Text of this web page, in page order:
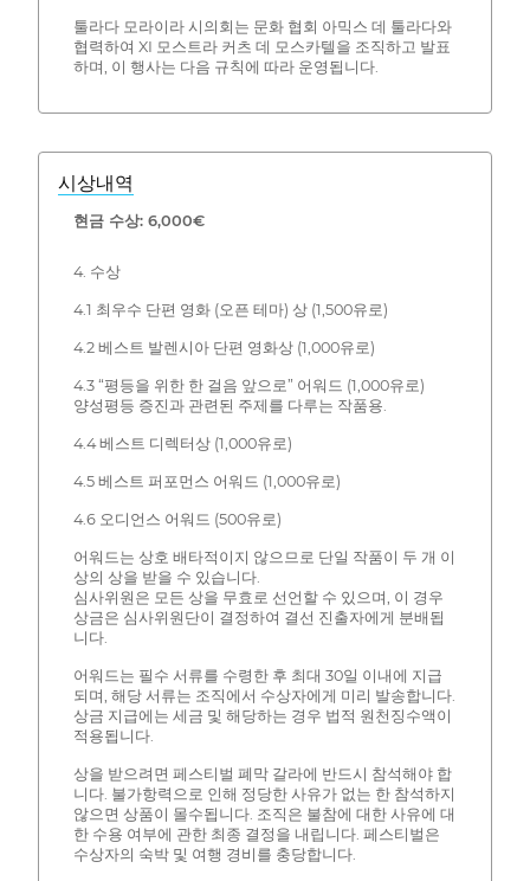
툴라다 모라이라 시의회는 문화 협회 아믹스 데 툴라다와
협력하여 XI 모스트라 커츠 데 모스카텔을 조직하고 발표
하며, 이 행사는 다음 규칙에 따라 운영됩니다.
시상내역
현금 수상: 6,000€
4. 수상
4.1 최우수 단편 영화 (오픈 테마) 상 (1,500유로)
4.2 베스트 발렌시아 단편 영화상 (1,000유로)
4.3 “평등을 위한 한 걸음 앞으로” 어워드 (1,000유로)
양성평등 증진과 관련된 주제를 다루는 작품용.
4.4 베스트 디렉터상 (1,000유로)
4.5 베스트 퍼포먼스 어워드 (1,000유로)
4.6 오디언스 어워드 (500유로)
어워드는 상호 배타적이지 않으므로 단일 작품이 두 개 이
상의 상을 받을 수 있습니다.
심사위원은 모든 상을 무효로 선언할 수 있으며, 이 경우
상금은 심사위원단이 결정하여 결선 진출자에게 분배됩
니다.
어워드는 필수 서류를 수령한 후 최대 30일 이내에 지급
되며, 해당 서류는 조직에서 수상자에게 미리 발송합니다.
상금 지급에는 세금 및 해당하는 경우 법적 원천징수액이
적용됩니다.
상을 받으려면 페스티벌 폐막 갈라에 반드시 참석해야 합
니다. 불가항력으로 인해 정당한 사유가 없는 한 참석하지
않으면 상품이 몰수됩니다. 조직은 불참에 대한 사유에 대
한 수용 여부에 관한 최종 결정을 내립니다. 페스티벌은
수상자의 숙박 및 여행 경비를 충당합니다.